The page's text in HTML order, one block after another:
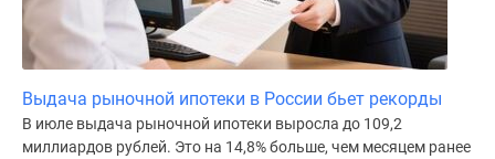
ипотека
Скидки
акции
Макс
Рассрочка
Выдача рыночной ипотеки в России бьет рекорды
В июле выдача рыночной ипотеки выросла до 109,2
миллиардов рублей. Это на 14,8% больше, чем месяцем ранее